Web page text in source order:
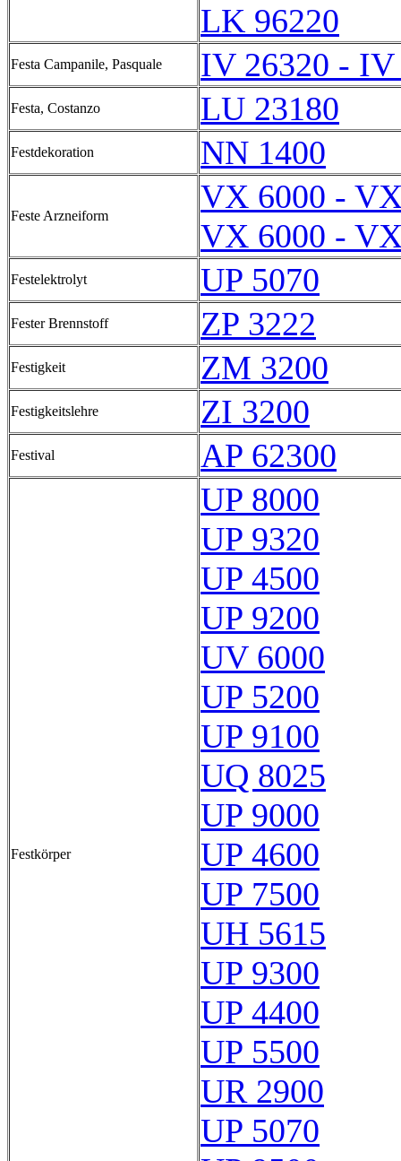
LK 96220
Festa Campanile, Pasquale IV 26320 - IV
Festa, Costanzo LU 23180
Festdekoration NN 1400
Feste Arzneiform
VX 6000 -
VX 6000 -
Festelektrolyt UP 5070
Fester Brennstoff ZP 3222
Festigkeit ZM 3200
Festigkeitslehre ZI 3200
Festival AP 62300
Festkörper
UP 8000
UP 9320
UP 4500
UP 9200
UV 6000
UP 5200
UP 9100
UQ 8025
UP 9000
UP 4600
UP 7500
UH 5615
UP 9300
UP 4400
UP 5500
UR 2900
UP 5070